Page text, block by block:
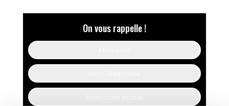
On vous rappelle !